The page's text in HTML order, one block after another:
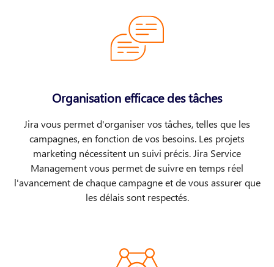
Organisation efficace des tâches
Jira vous permet d'organiser vos tâches, telles que les
campagnes, en fonction de vos besoins. Les projets
marketing nécessitent un suivi précis. Jira Service
Management vous permet de suivre en temps réel
l'avancement de chaque campagne et de vous assurer que
les délais sont respectés.